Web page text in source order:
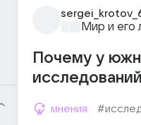
Мир и его
Почему у
мнения